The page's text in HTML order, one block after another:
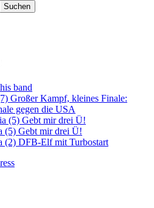
Suchen
band
Großer Kampf, kleines Finale:
gegen die USA
(5) Gebt mir drei Ü!
(5) Gebt mir drei Ü!
(2) DFB-Elf mit Turbostart